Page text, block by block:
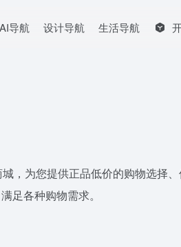
AI导航 设计导航 生活导航
，为您提供正品低价的购物选择
足各种购物需求。